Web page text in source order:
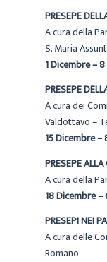
PRESEPE
A cura della
S. Maria
1 Dicembre –
PRESEPE
A cura dei
Valdottavo –
15 Dicembre –
PRESEPE
A cura della
18 Dicembre –
PRESEPI NEI
A cura delle
Romano